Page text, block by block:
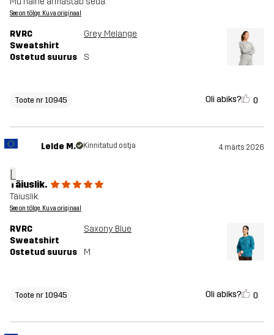
See on tõlge. Kuva originaal
RVRC
Sweatshirt
Grey Melange
Ostetud suurus S
Toote nr 10945 Oli abiks? 0
L
Lelde M. Kinnitatud ostja 4. märts 2026
Täiuslik.
Täiuslik.
See on tõlge. Kuva originaal
RVRC
Sweatshirt
Saxony Blue
Ostetud suurus M
Toote nr 10945 Oli abiks? 0